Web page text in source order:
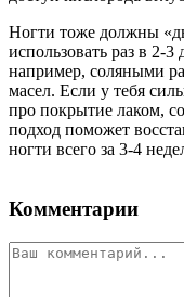
Ногти тоже должны
использовать раз в 2-
например, соляными
масел. Если у тебя
про покрытие лаком,
подход поможет
ногти всего за 3-4
Комментарии